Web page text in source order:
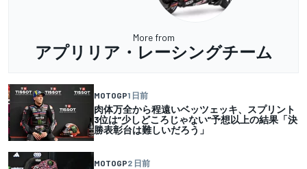
More from
アプリリア・レーシングチーム
MOTOGP1 日前
肉体万全から程遠いベッツェッキ、スプリント
3位は”少しどころじゃない”予想以上の結果「決
勝表彰台は難しいだろう」
MOTOGP2 日前